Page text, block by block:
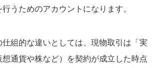
うためのアカウントになります。
組的な違いとしては、現物取引は「実
通貨や株など）を契約が成立した時点